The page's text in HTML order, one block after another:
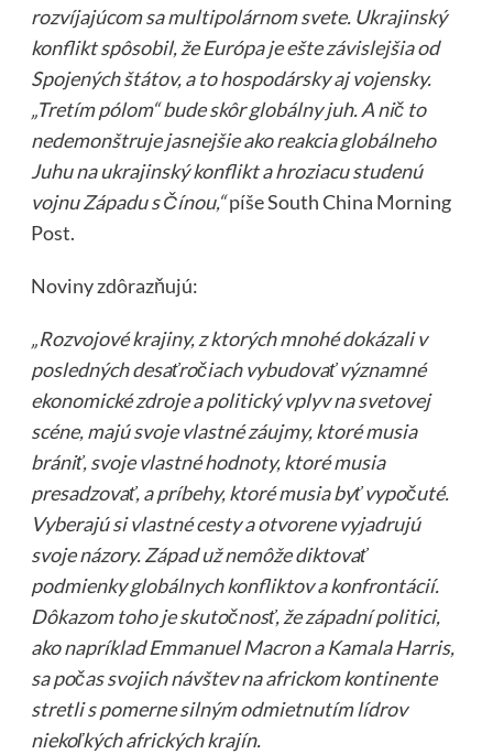
rozvíjajúcom sa multipolárnom svete. Ukrajinský
konflikt spôsobil, že Európa je ešte závislejšia od
Spojených štátov, a to hospodársky aj vojensky.
„Tretím pólom“ bude skôr globálny juh. A nič to
nedemonštruje jasnejšie ako reakcia globálneho
Juhu na ukrajinský konflikt a hroziacu studenú
vojnu Západu s Čínou,“píše South China Morning
Post.
Noviny zdôrazňujú:
„Rozvojové krajiny, z ktorých mnohé dokázali v
posledných desaťročiach vybudovať významné
ekonomické zdroje a politický vplyv na svetovej
scéne, majú svoje vlastné záujmy, ktoré musia
brániť, svoje vlastné hodnoty, ktoré musia
presadzovať, a príbehy, ktoré musia byť vypočuté.
Vyberajú si vlastné cesty a otvorene vyjadrujú
svoje názory. Západ už nemôže diktovať
podmienky globálnych konfliktov a konfrontácií.
Dôkazom toho je skutočnosť, že západní politici,
ako napríklad Emmanuel Macron a Kamala Harris,
sa počas svojich návštev na africkom kontinente
stretli s pomerne silným odmietnutím lídrov
niekoľkých afrických krajín.